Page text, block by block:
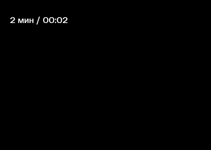
2 мин / 00:02